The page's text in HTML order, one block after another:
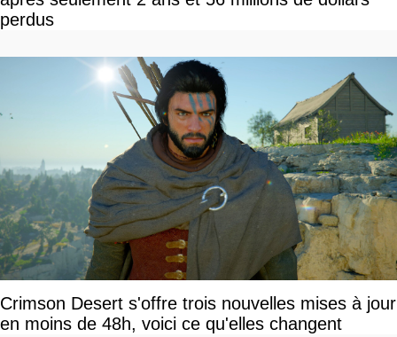
perdus
Crimson Desert s'offre trois nouvelles mises à jour
en moins de 48h, voici ce qu'elles changent